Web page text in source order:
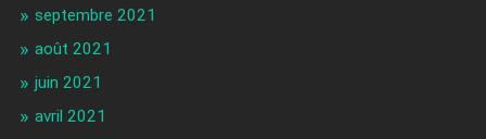
septembre 2021
août 2021
juin 2021
avril 2021